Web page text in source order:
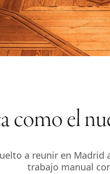
como el
a reunir en
trabajo manual